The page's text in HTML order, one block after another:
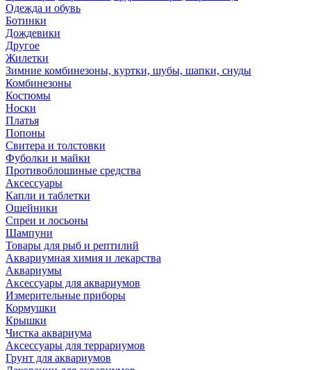
Одежда и обувь
Ботинки
Дождевики
Другое
Жилетки
Зимние комбинезоны, куртки, шубы, шапки, снуды
Комбинезоны
Костюмы
Носки
Платья
Попоны
Свитера и толстовки
Фуболки и майки
Противоблошиные средства
Аксессуары
Капли и таблетки
Ошейники
Спреи и лосьоны
Шампуни
Товары для рыб и рептилий
Аквариумная химия и лекарства
Аквариумы
Аксессуары для аквариумов
Измерительные приборы
Кормушки
Крышки
Чистка аквариума
Аксессуары для террариумов
Грунт для аквариумов